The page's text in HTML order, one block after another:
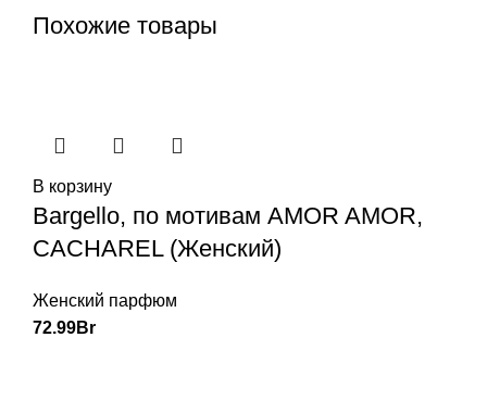
Похожие товары
В корзину
Bargello, по мотивам AMOR AMOR,
CACHAREL (Женский)
Женский парфюм
72.99Br